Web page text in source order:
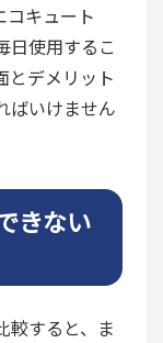
コキュート
日使用するこ
とデメリット
ばいけません
きない
較すると、ま